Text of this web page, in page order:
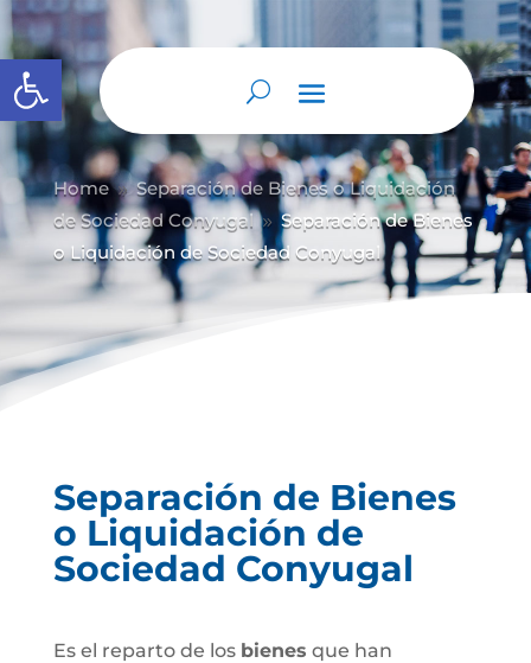
Abrir barra de herramientas
Home 9 Separación de Bienes o Liquidación
de Sociedad Conyugal 9 Separación de Bienes
o Liquidación de Sociedad Conyugal
Separación de Bienes
o Liquidación de
Sociedad Conyugal
Es el reparto de los bienes que han